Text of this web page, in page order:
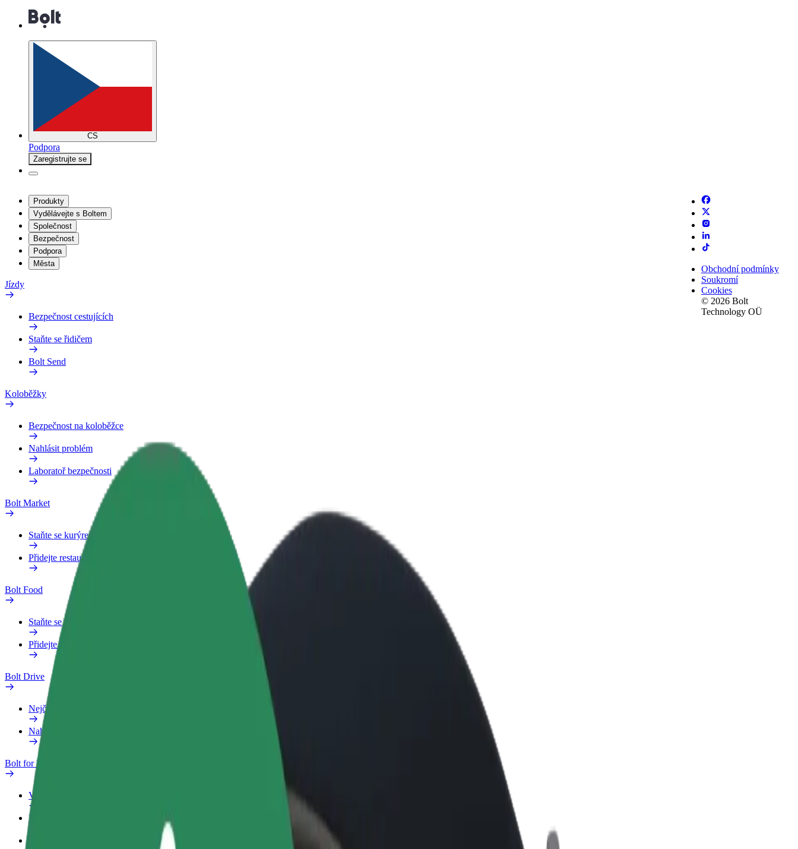
CS
Podpora
Zaregistrujte se
Produkty
Vydělávejte s Boltem
Společnost
Bezpečnost
Podpora
Města
Jízdy
Bezpečnost cestujících
Staňte se řidičem
Bolt Send
Koloběžky
Bezpečnost na koloběžce
Nahlásit problém
Laboratoř bezpečnosti
Bolt Market
Staňte se kurýrem
Přidejte restauraci nebo obchod
Bolt Food
Staňte se kurýrem
Přidejte restauraci nebo obchod
Bolt Drive
Nejčastější otázky
Nahlásit vozidlo
Bolt for Business
Výhody
Pracovní profil
Obchodní podmínky
Soukromí
Cookies
© 2026 Bolt
Technology OÜ